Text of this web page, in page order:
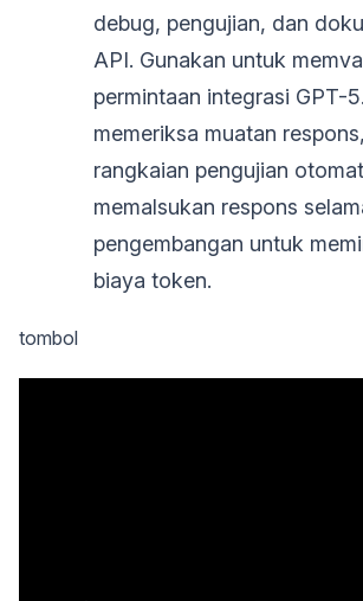
debug, pengujian, dan
API. Gunakan untuk
permintaan integrasi GPT-
memeriksa muatan
rangkaian pengujian
memalsukan respons
pengembangan untuk
biaya token.
tombol